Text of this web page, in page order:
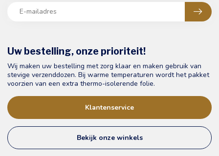
Uw bestelling, onze prioriteit!
Wij maken uw bestelling met zorg klaar en maken gebruik van
stevige verzenddozen. Bij warme temperaturen wordt het pakket
voorzien van een extra thermo-isolerende folie.
Klantenservice
Bekijk onze winkels